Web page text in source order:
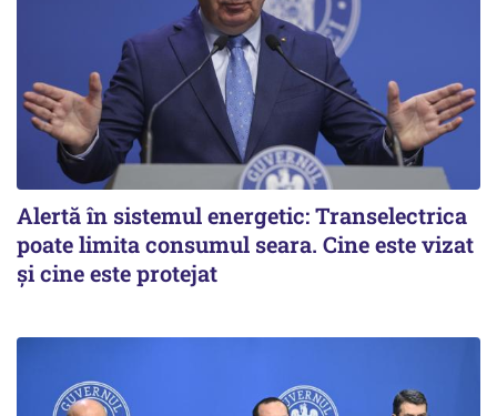
Alertă în sistemul energetic: Transelectrica
poate limita consumul seara. Cine este vizat
și cine este protejat